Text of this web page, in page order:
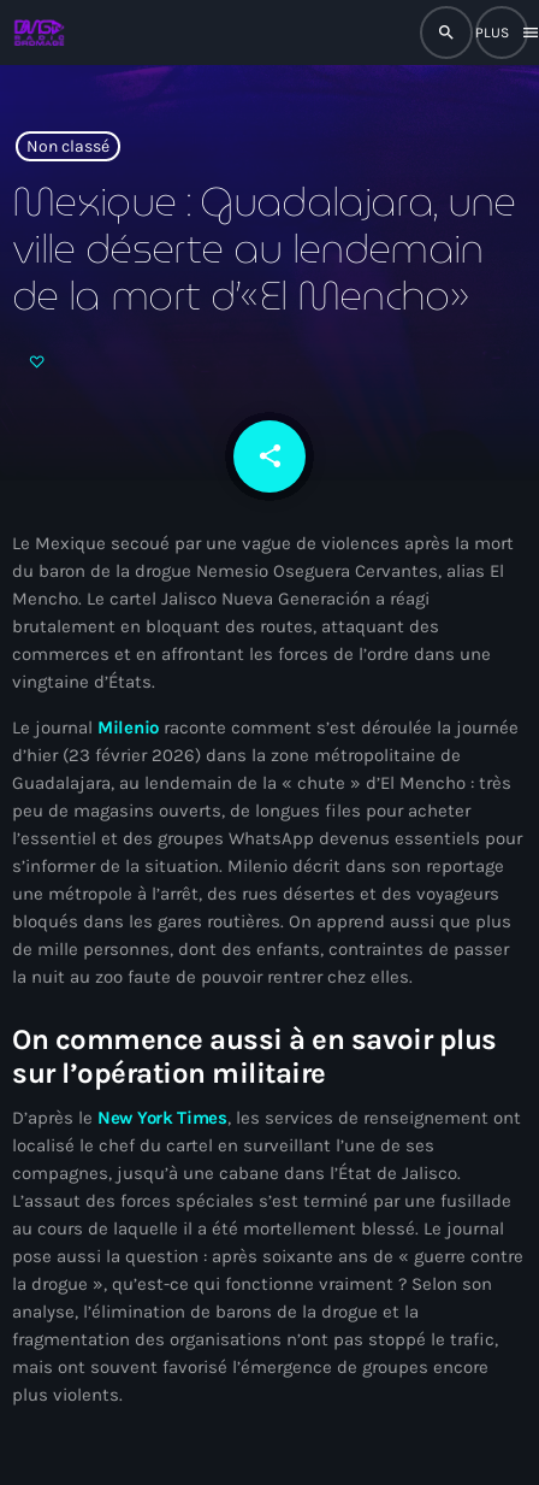
search
menu
close
play_arrow RADIO DROMAGE
À Propos
TV Direct
Actualités
Blog Grid Sidebar
Contact
Archives
août 2026
juin 2026
avril 2026
mars 2026
février 2026
janvier 2026
décembre 2025
novembre 2025
Non classé
Mexique : Guadalajara, une
ville déserte au lendemain
de la mort d’«El Mencho»
share
email
Le Mexique secoué par une vague de violences après la mort
du baron de la drogue Nemesio Oseguera Cervantes, alias El
Mencho. Le cartel Jalisco Nueva Generación a réagi
brutalement en bloquant des routes, attaquant des
commerces et en affrontant les forces de l’ordre dans une
vingtaine d’États.
Le journal Milenioraconte comment s’est déroulée la journée
d’hier (23 février 2026) dans la zone métropolitaine de
Guadalajara, au lendemain de la « chute » d’El Mencho : très
peu de magasins ouverts, de longues files pour acheter
l’essentiel et des groupes WhatsApp devenus essentiels pour
s’informer de la situation. Milenio décrit dans son reportage
une métropole à l’arrêt, des rues désertes et des voyageurs
bloqués dans les gares routières. On apprend aussi que plus
de mille personnes, dont des enfants, contraintes de passer
la nuit au zoo faute de pouvoir rentrer chez elles.
On commence aussi à en savoir plus
sur l’opération militaire
D’après le New York Times, les services de renseignement ont
localisé le chef du cartel en surveillant l’une de ses
compagnes, jusqu’à une cabane dans l’État de Jalisco.
L’assaut des forces spéciales s’est terminé par une fusillade
au cours de laquelle il a été mortellement blessé. Le journal
pose aussi la question : après soixante ans de « guerre contre
la drogue », qu’est-ce qui fonctionne vraiment ? Selon son
analyse, l’élimination de barons de la drogue et la
fragmentation des organisations n’ont pas stoppé le trafic,
mais ont souvent favorisé l’émergence de groupes encore
plus violents.